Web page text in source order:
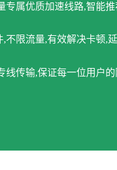
专属优质加速线路,智能
不限流量,有效解决卡顿,
线传输,保证每一位用户